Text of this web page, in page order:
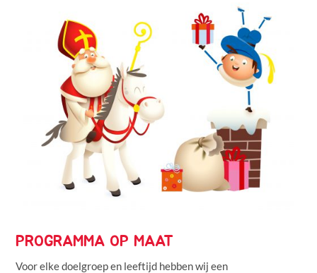
PROGRAMMA OP MAAT
Voor elke doelgroep en leeftijd hebben wij een